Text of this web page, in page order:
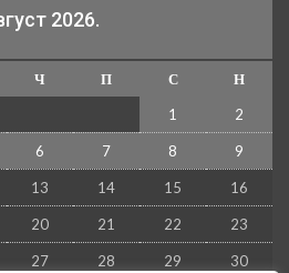
2026.
Ч П С
Н
1
2
6 7 8 9
13 14 15 16
20 21 22 23
27 28 29 30